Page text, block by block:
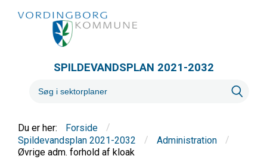
SPILDEVANDSPLAN 2021-2032
Forside
/
Spildevandsplan 2021-2032
/ Administration
/
Øvrige adm. forhold af kloak